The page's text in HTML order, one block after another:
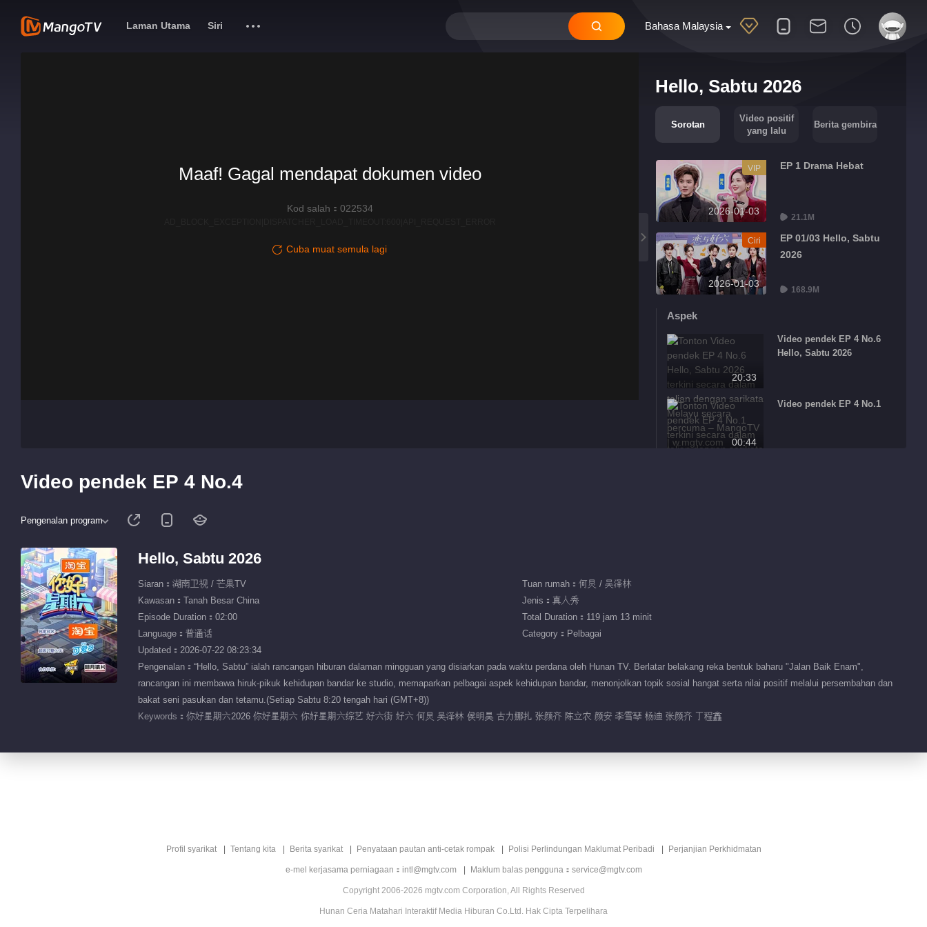
Bahasa Malaysia
Laman Utama Siri
Hello, Sabtu 2026
Sorotan
Video positif
yang lalu
Berita gembira
2026-01-03
VIP EP 1 Drama Hebat
21.1M
2026-01-03
Ciri
EP 01/03 Hello, Sabtu
2026
168.9M
Aspek
20:33
Video pendek EP 4 No.6
Hello, Sabtu 2026
00:44
Video pendek EP 4 No.1
Video pendek EP 4 No.5
Maaf! Gagal mendapat dokumen video
Kod salah：022534
Cuba muat semula lagi
Video pendek EP 4 No.4
Pengenalan program
Hello, Sabtu 2026
Siaran：湖南卫视 / 芒果TV
Tuan rumah：何炅 / 吴泽林
Kawasan：Tanah Besar China
Jenis：真人秀
Episode Duration：02:00
Total Duration：119 jam 13 minit
Language：普通话
Category：Pelbagai
Updated：2026-07-22 08:23:34
Pengenalan：“Hello, Sabtu” ialah rancangan hiburan dalaman mingguan yang disiarkan pada waktu perdana oleh Hunan TV. Berlatar belakang reka bentuk baharu "Jalan Baik Enam",
rancangan ini membawa hiruk-pikuk kehidupan bandar ke studio, memaparkan pelbagai aspek kehidupan bandar, menonjolkan topik sosial hangat serta nilai positif melalui persembahan dan
bakat seni pasukan dan tetamu.(Setiap Sabtu 8:20 tengah hari (GMT+8))
Keywords： 你好星期六2026 你好星期六 你好星期六综艺 好六街 好六 何炅 吴泽林 侯明昊 古力娜扎 张颜齐 陈立农 颜安 李雪琴 杨迪 张颜齐 丁程鑫
Profil syarikat Tentang kita Berita syarikat Penyataan pautan anti-cetak rompak Polisi Perlindungan Maklumat Peribadi Perjanjian Perkhidmatan
e-mel kerjasama perniagaan：intl@mgtv.com Maklum balas pengguna：service@mgtv.com
Copyright 2006-2026 mgtv.com Corporation, All Rights Reserved
Hunan Ceria Matahari Interaktif Media Hiburan Co.Ltd. Hak Cipta Terpelihara